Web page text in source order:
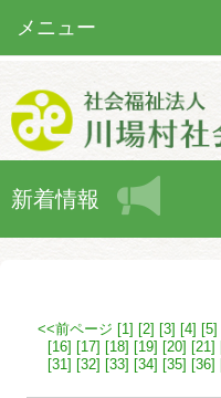
メニュー
新着情報
<<前ページ [1] [2] [3] [4] [5]
[16] [17] [18] [19] [20] [21]
[31] [32] [33] [34] [35] [36]